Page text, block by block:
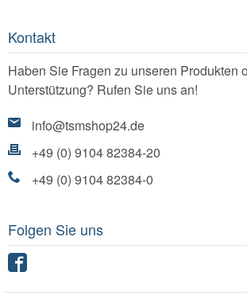
Kontakt
Haben Sie Fragen zu unseren Produkten
Unterstützung? Rufen Sie uns an!
info@tsmshop24.de
+49 (0) 9104 82384-20
+49 (0) 9104 82384-0
Folgen Sie uns